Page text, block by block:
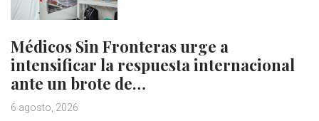
Médicos Sin Fronteras urge a
intensificar la respuesta internacional
ante un brote de…
6 agosto, 2026